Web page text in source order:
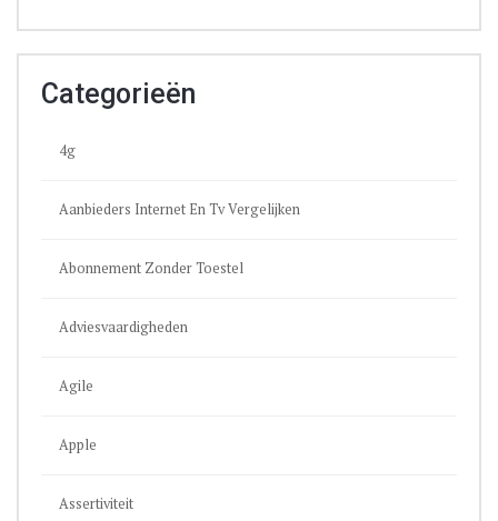
Categorieën
4g
Aanbieders Internet En Tv Vergelijken
Abonnement Zonder Toestel
Adviesvaardigheden
Agile
Apple
Assertiviteit